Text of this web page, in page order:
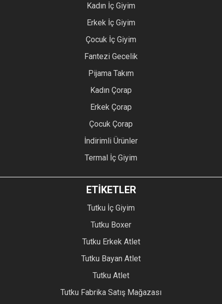
Kadın İç Giyim
Erkek İç Giyim
Çocuk İç Giyim
Fantezi Gecelik
Pijama Takım
Kadın Çorap
Erkek Çorap
Çocuk Çorap
İndirimli Ürünler
Termal İç Giyim
ETİKETLER
Tutku İç Giyim
Tutku Boxer
Tutku Erkek Atlet
Tutku Bayan Atlet
Tutku Atlet
Tutku Fabrika Satış Mağazası